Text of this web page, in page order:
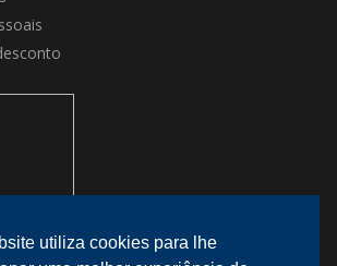
utiliza cookies para lhe